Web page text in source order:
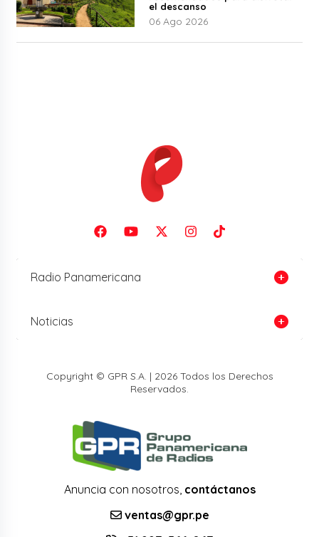
el descanso
06 Ago 2026
Radio Panamericana
Noticias
Copyright © GPR S.A. | 2026 Todos los Derechos
Reservados.
Anuncia con nosotros, contáctanos
ventas@gpr.pe